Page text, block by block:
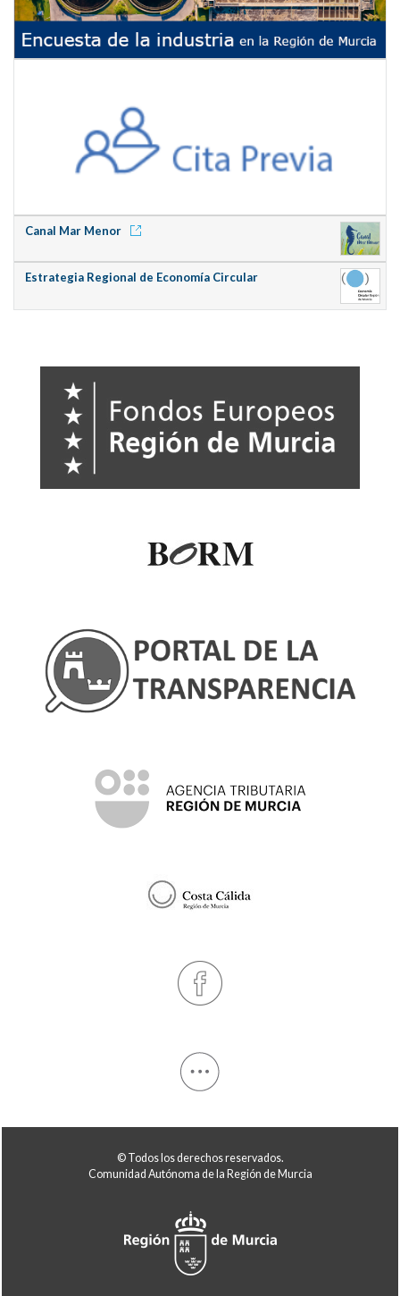
Canal Mar Menor
Estrategia Regional de Economía Circular
© Todos los derechos reservados.
Comunidad Autónoma de la Región de Murcia